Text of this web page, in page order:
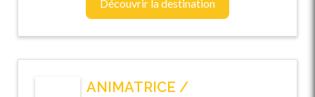
Découvrir la destination
ANIMATRICE /